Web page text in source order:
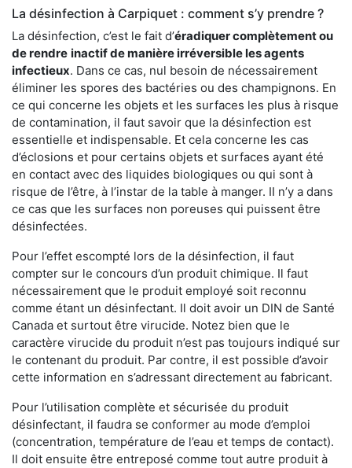
La désinfection à Carpiquet : comment s’y prendre ?
La désinfection, c’est le fait d’éradiquer complètement ou
de rendre inactif de manière irréversible les agents
infectieux. Dans ce cas, nul besoin de nécessairement
éliminer les spores des bactéries ou des champignons. En
ce qui concerne les objets et les surfaces les plus à risque
de contamination, il faut savoir que la désinfection est
essentielle et indispensable. Et cela concerne les cas
d’éclosions et pour certains objets et surfaces ayant été
en contact avec des liquides biologiques ou qui sont à
risque de l’être, à l’instar de la table à manger. II n’y a dans
ce cas que les surfaces non poreuses qui puissent être
désinfectées.
Pour l’effet escompté lors de la désinfection, il faut
compter sur le concours d’un produit chimique. Il faut
nécessairement que le produit employé soit reconnu
comme étant un désinfectant. Il doit avoir un DIN de Santé
Canada et surtout être virucide. Notez bien que le
caractère virucide du produit n’est pas toujours indiqué sur
le contenant du produit. Par contre, il est possible d’avoir
cette information en s’adressant directement au fabricant.
Pour l’utilisation complète et sécurisée du produit
désinfectant, il faudra se conformer au mode d’emploi
(concentration, température de l’eau et temps de contact).
Il doit ensuite être entreposé comme tout autre produit à